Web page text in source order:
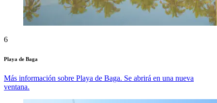
6
Playa de Baga
Más información sobre Playa de Baga. Se abrirá en una nueva
ventana.